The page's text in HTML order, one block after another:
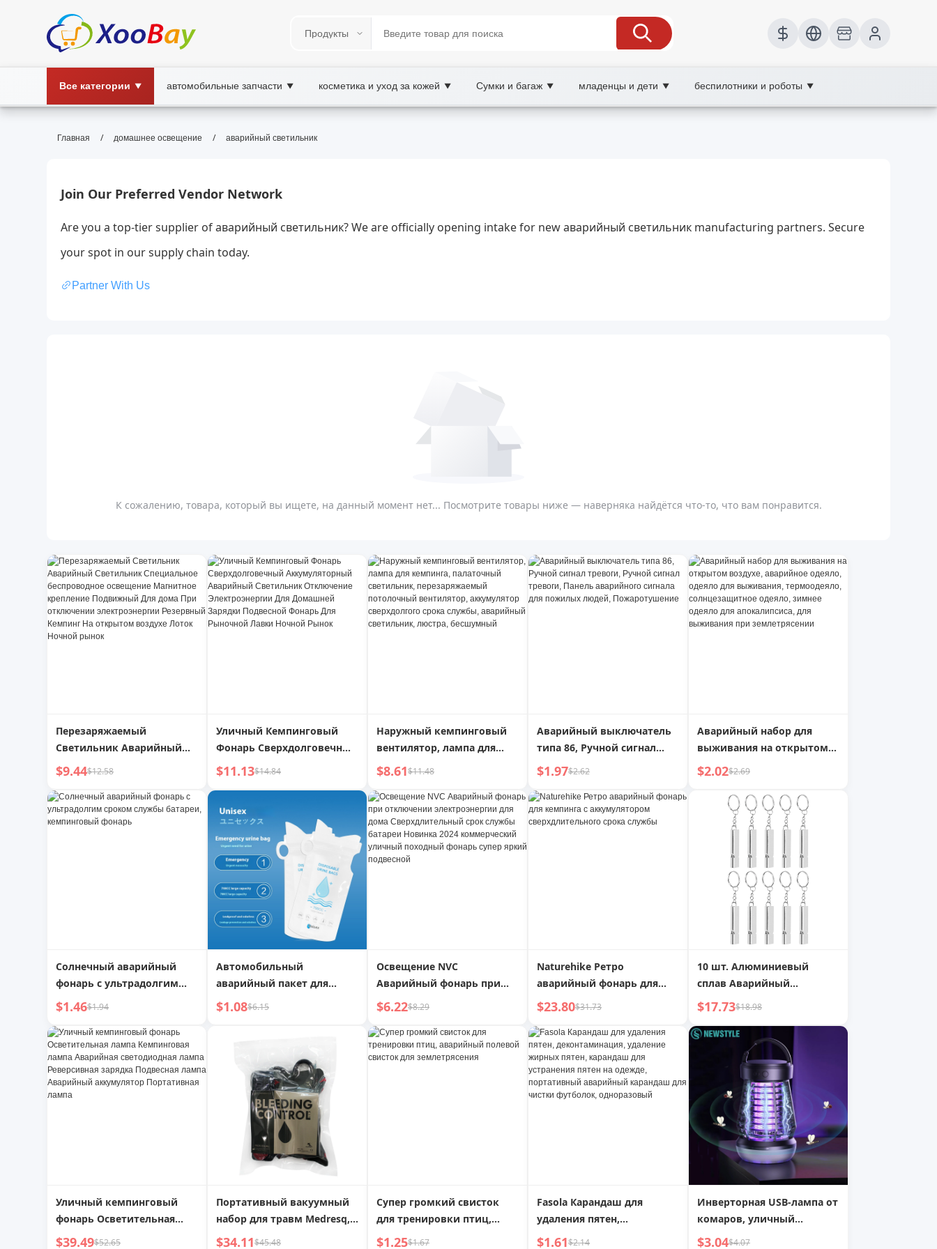
Все категории ▼ автомобильные запчасти ▼ косметика и уход за кожей ▼ Сумки и багаж ▼ младенцы и дети ▼ беспилотники и роботы ▼
аварийный светильник | XOOBAY B2B/B2C Marketplace
Главная / домашнее освещение / аварийный светильник
Join Our Preferred Vendor Network
Are you a top-tier supplier of аварийный светильник? We are officially opening intake for new аварийный светильник manufacturing partners. Secure
your spot in our supply chain today.
Partner With Us
К сожалению, товара, который вы ищете, на данный момент нет... Посмотрите товары ниже — наверняка найдётся что-то, что вам понравится.
Перезаряжаемый
Светильник Аварийный
Светильник Специальное
Магнитное крепление
Подвижный Для дома При
$9.44$12.58
Уличный Кемпинговый
Фонарь Сверхдолговечный
Аккумуляторный
Электроэнергии Для
Домашней Зарядки
Подвесной Фонарь Для
Рыночной Лавки Ночной
Рынок
$11.13$14.84
Наружный кемпинговый
вентилятор, лампа для
кемпинга, палаточный
перезаряжаемый
потолочный вентилятор,
аккумулятор сверхдолгого
срока службы, аварийный
светильник, люстра,
$8.61$11.48
Аварийный выключатель
типа 86, Ручной сигнал
тревоги, Ручной сигнал
аварийного сигнала для
пожилых людей,
$1.97$2.62
Аварийный набор для
выживания на открытом
воздухе, аварийное
выживания, термоодеяло,
солнцезащитное одеяло,
зимнее одеяло для
выживания при
землетрясении
$2.02$2.69
Солнечный аварийный
фонарь с ультрадолгим
сроком службы батареи,
$1.46$1.94
Автомобильный
аварийный пакет для
мочи, одноразовый
$1.08$6.15
Освещение NVC
Аварийный фонарь при
отключении
Сверхдлительный срок
службы батареи Новинка
$6.22$8.29
Naturehike Ретро
аварийный фонарь для
кемпинга с
сверхдлительного срока
службы
$23.80$31.73
10 шт. Алюминиевый
сплав Аварийный
спасательный свисток
высокочастотный
спасательный свисток с
брелоком Серебряный
$17.73$18.98
Уличный кемпинговый
фонарь Осветительная
лампа Кемпинговая лампа
$39.49$52.65
Портативный вакуумный
набор для травм Medresq,
аварийный спасательный
$34.11$45.48
Супер громкий свисток
для тренировки птиц,
аварийный полевой
$1.25$1.67
Fasola Карандаш для
удаления пятен,
деконтаминация, удаление
$1.61$2.14
Инверторная USB-лампа от
комаров, уличный
репеллент от комаров с
$3.04$4.07